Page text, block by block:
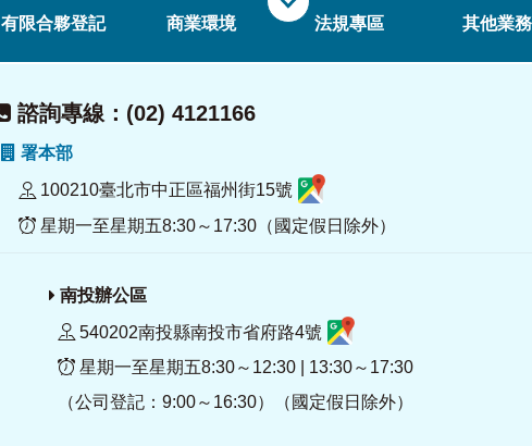
有限合夥登記 商業環境 法規專區 其他業務
諮詢專線：(02) 4121166
署本部
100210臺北市中正區福州街15號
星期一至星期五8:30～17:30（國定假日除外）
南投辦公區
540202南投縣南投市省府路4號
星期一至星期五8:30～12:30 | 13:30～17:30
（公司登記：9:00～16:30）（國定假日除外）